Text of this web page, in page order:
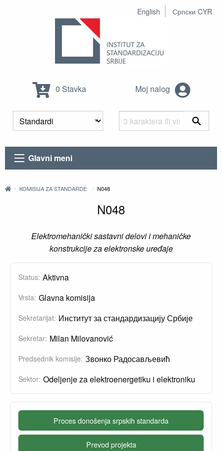
English Српски CYR
0 Stavka Moj nalog
Glavni meni
KOMISIJA ZA STANDARDE N048
N048
Elektromehanički sastavni delovi i mehaničke
konstrukcije za elektronske uređaje
Status: Aktivna
Vrsta: Glavna komisija
Sekretarijat: Институт за стандардизацију Србије
Sekretar: Milan Milovanović
Predsednik komisije: Звонко Радосављевић
Sektor: Odeljenje za elektroenergetiku i elektroniku
Proces donošenja srpskih standarda
Prevod projekta